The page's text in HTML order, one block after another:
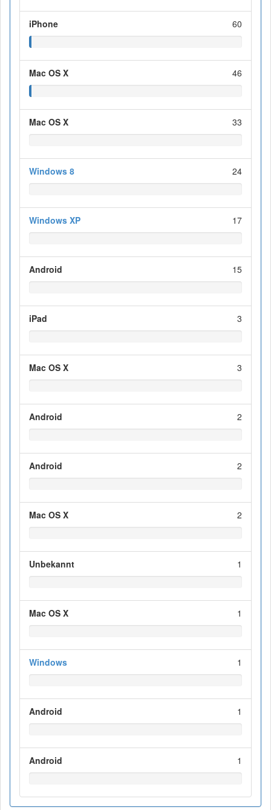
iPhone 60
Mac OS X 46
Mac OS X 33
Windows 8 24
Windows XP 17
Android 15
iPad 3
Mac OS X 3
Android 2
Android 2
Mac OS X 2
Unbekannt 1
Mac OS X 1
Windows 1
Android 1
Android 1